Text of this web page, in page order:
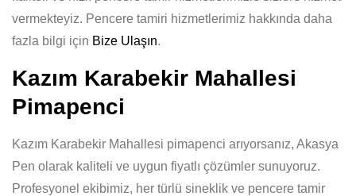
vermekteyiz. Pencere tamiri hizmetlerimiz hakkında daha
fazla bilgi için Bize Ulaşın.
Kazım Karabekir Mahallesi
Pimapenci
Kazım Karabekir Mahallesi pimapenci arıyorsanız, Akasya
Pen olarak kaliteli ve uygun fiyatlı çözümler sunuyoruz.
Profesyonel ekibimiz, her türlü sineklik ve pencere tamir